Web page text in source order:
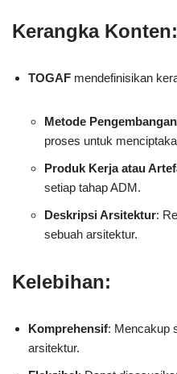
Kerangka Konten:
TOGAF mendefinisikan
Metode
proses untuk
Produk Kerja atau
setiap tahap ADM.
Deskripsi Arsitektur:
sebuah arsitektur.
Kelebihan:
Komprehensif: Mencakup
arsitektur.